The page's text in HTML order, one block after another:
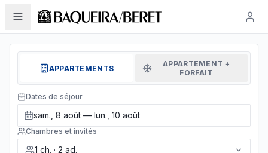
APPARTEMENTS
APPARTEMENT +
FORFAIT
Dates de séjour
sam., 8 août — lun., 10 août
Chambres et invités
1 ch. · 2 ad.